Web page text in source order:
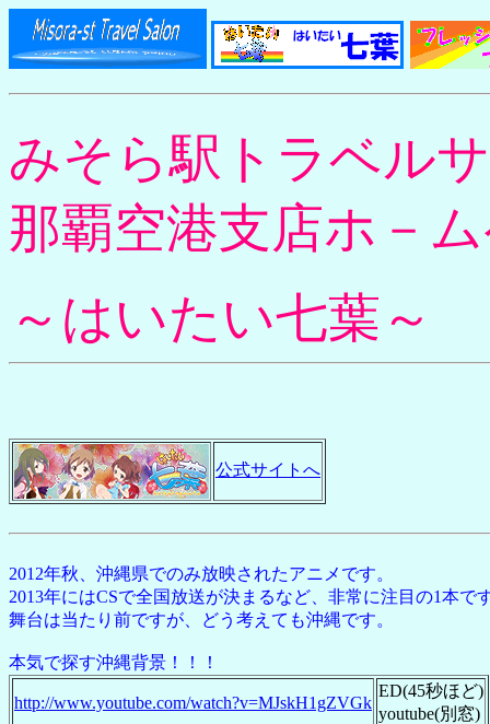
みそら駅トラベル
那覇空港支店ホ－
～はいたい七葉～
公式サイトへ
2012年秋、沖縄県でのみ放映されたアニメです。
2013年にはCSで全国放送が決まるなど、非常に注目の1本で
舞台は当たり前ですが、どう考えても沖縄です。
本気で探す沖縄背景！！！
http://www.youtube.com/watch?v=MJskH1gZVGk
ED(45秒ほど)
youtube(別窓)